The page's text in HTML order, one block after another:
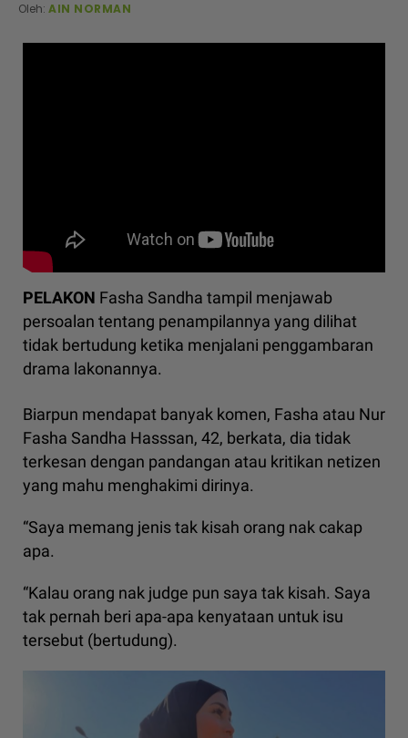
Oleh: AIN NORMAN
PELAKON Fasha Sandha tampil menjawab
persoalan tentang penampilannya yang dilihat
tidak bertudung ketika menjalani penggambaran
drama lakonannya.
Biarpun mendapat banyak komen, Fasha atau Nur
Fasha Sandha Hasssan, 42, berkata, dia tidak
terkesan dengan pandangan atau kritikan netizen
yang mahu menghakimi dirinya.
“Saya memang jenis tak kisah orang nak cakap
apa.
“Kalau orang nak judge pun saya tak kisah. Saya
tak pernah beri apa-apa kenyataan untuk isu
tersebut (bertudung).